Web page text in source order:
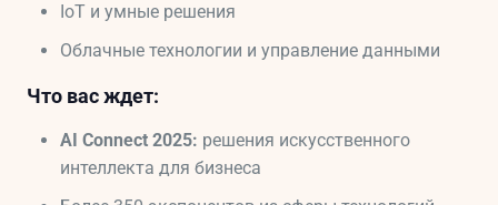
IoT и умные решения
Облачные технологии и управление данными
Что вас ждет:
AI Connect 2025: решения искусственного
интеллекта для бизнеса